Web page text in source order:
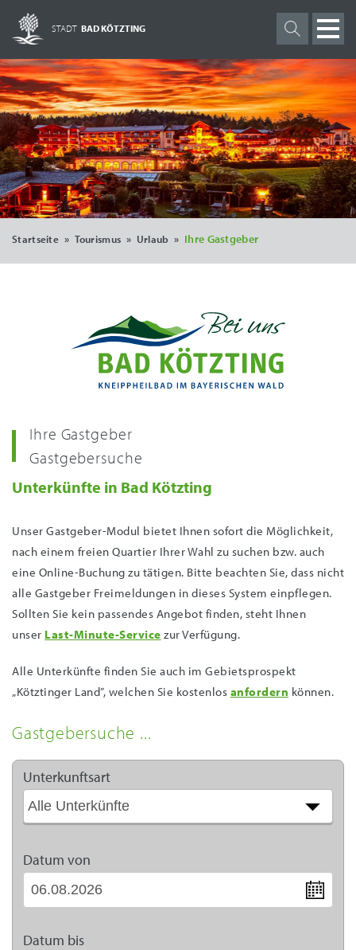
STADT BAD KÖTZTING
Startseite » Tourismus » Urlaub » Ihre Gastgeber
Ihre Gastgeber
Gastgebersuche
Unterkünfte in Bad Kötzting
Unser Gastgeber-Modul bietet Ihnen sofort die Möglichkeit,
nach einem freien Quartier Ihrer Wahl zu suchen bzw. auch
eine Online-Buchung zu tätigen. Bitte beachten Sie, dass nicht
alle Gastgeber Freimeldungen in dieses System einpflegen.
Sollten Sie kein passendes Angebot finden, steht Ihnen
unser Last-Minute-Service zur Verfügung.
Alle Unterkünfte finden Sie auch im Gebietsprospekt
„Kötztinger Land”, welchen Sie kostenlos anfordern können.
Gastgebersuche ...
Unterkunftsart
Datum von
Datum bis